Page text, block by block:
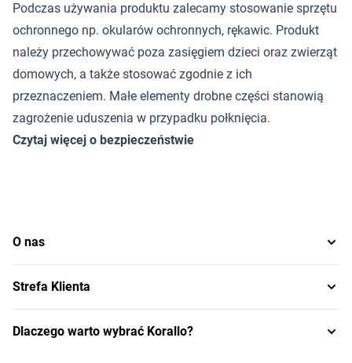
Podczas używania produktu zalecamy stosowanie sprzętu
ochronnego np. okularów ochronnych, rękawic. Produkt
należy przechowywać poza zasięgiem dzieci oraz zwierząt
domowych, a także stosować zgodnie z ich
przeznaczeniem. Małe elementy drobne części stanowią
zagrożenie uduszenia w przypadku połknięcia.
Czytaj więcej o bezpieczeństwie
O nas
Strefa Klienta
Dlaczego warto wybrać Korallo?